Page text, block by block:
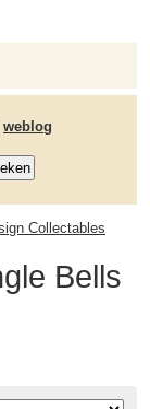
weblog
Collectables
Bells